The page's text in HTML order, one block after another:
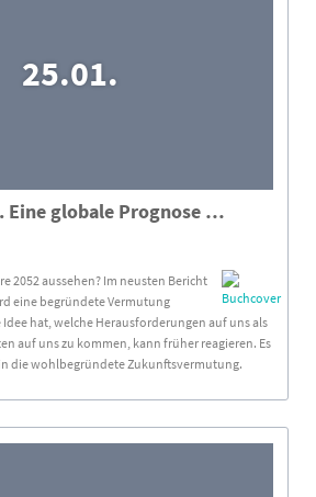
25.01.
Eine globale Prognose …
2052 aussehen? Im neusten Bericht
eine begründete Vermutung
hat, welche Herausforderungen auf uns als
auf uns zu kommen, kann früher reagieren. Es
die wohlbegründete Zukunftsvermutung.